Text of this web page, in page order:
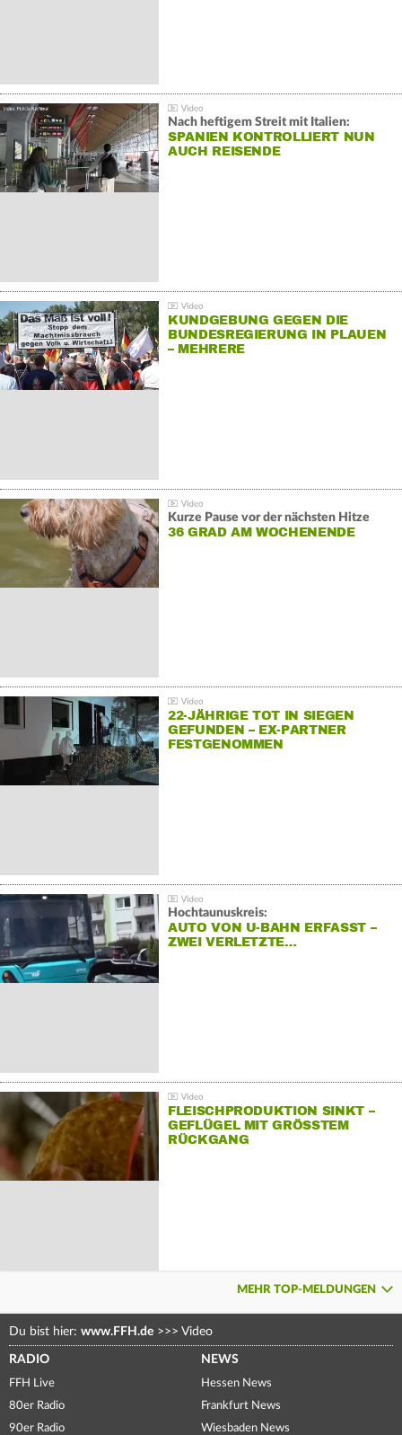
Nach heftigem Streit mit Italien:
SPANIEN KONTROLLIERT NUN
AUCH REISENDE
KUNDGEBUNG GEGEN DIE
BUNDESREGIERUNG IN PLAUEN
– MEHRERE
Kurze Pause vor der nächsten Hitze
36 GRAD AM WOCHENENDE
22-JÄHRIGE TOT IN SIEGEN
GEFUNDEN – EX-PARTNER
FESTGENOMMEN
Hochtaunuskreis:
AUTO VON U-BAHN ERFASST –
ZWEI VERLETZTE…
FLEISCHPRODUKTION SINKT –
GEFLÜGEL MIT GRÖSSTEM R
ÜCKGANG
MEHR TOP-MELDUNGEN
Du bist hier: www.FFH.de >>> Video
RADIO
FFH Live
80er Radio
90er Radio
NEWS
Hessen News
Frankfurt News
Wiesbaden News